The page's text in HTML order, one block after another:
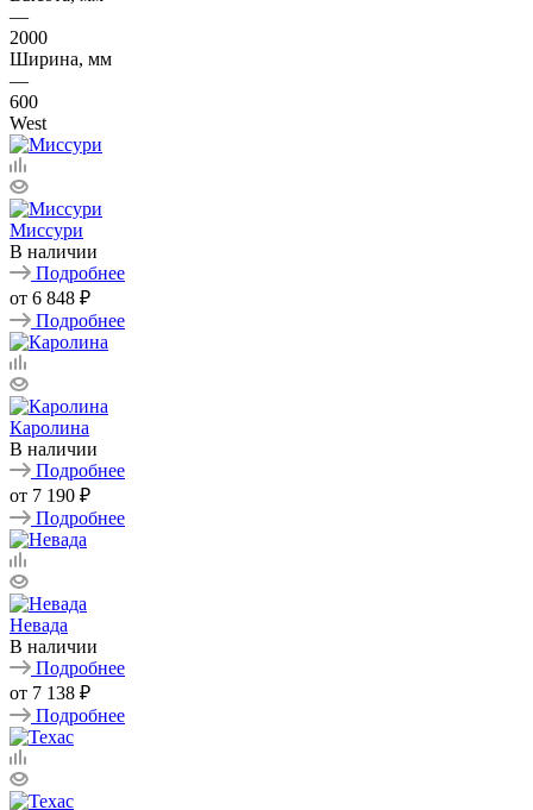
—
2000
Ширина, мм
—
600
West
Миссури
В наличии
Подробнее
от 6 848 ₽
Подробнее
Каролина
В наличии
Подробнее
от 7 190 ₽
Подробнее
Невада
В наличии
Подробнее
от 7 138 ₽
Подробнее